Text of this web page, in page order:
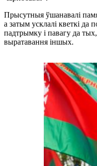
Прысутныя ўшанавалі
а затым усклалі кветкі да
падтрымку і павагу да
выратавання іншых.